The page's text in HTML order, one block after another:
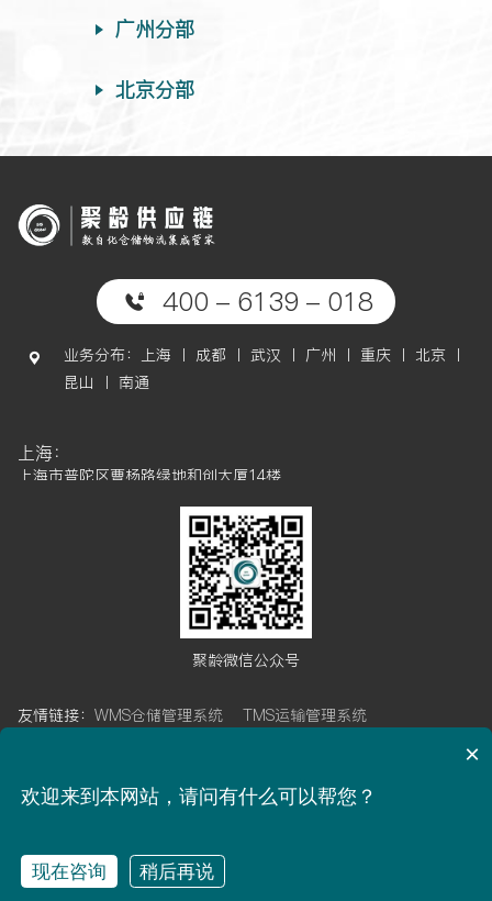
广州分部
北京分部
400 - 6139 - 018
业务分布：上海 丨 成都 丨 武汉 丨 广州 丨 重庆 丨 北京 丨
昆山 丨 南通
上海：
上海市普陀区曹杨路绿地和创大厦14楼
成都市高新区天府软件园D区6栋7楼
武汉市武昌区武珞路421号帝斯曼国际中心15楼
广州市金发科技创新社区5栋5楼
南通自动化工厂：
昆山自动化工厂：
聚龄微信公众号
友情链接： WMS仓储管理系统
TMS运输管理系统
ICP备案：沪ICP备17052977号-1
上海聚龄信息技术有限公司 版权所有
×
欢迎来到本网站，请问有什么可以帮您？
现在咨询 稍后再说